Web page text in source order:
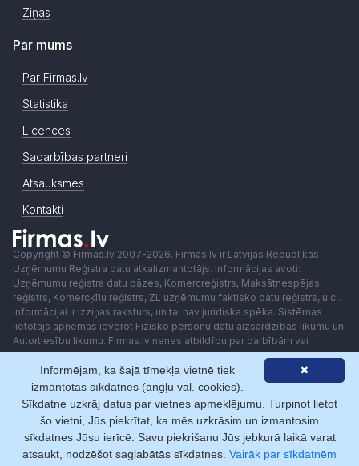
Ziņas
Par mums
Par Firmas.lv
Statistika
Licences
Sadarbības partneri
Atsauksmes
Kontakti
Copyright © Firmas.lv 2007-2026. Firmas.lv ir Latvijas Republikas
Uzņēmumu Reģistra datu atkalizmantotājs. Informācijas avoti:
Uzņēmumu reģistra datu bāzes, Komercreģistrs, Maksātnespējas
reģistrs, Komercķīlu reģistrs, ZL uzņēmumu faktisko datu reģistrs, u.c..
Informācijai ir izziņas raksturs, un tai nav juridiska spēka. Sistēmas
lietotājs apņemas ievērot Fizisko personu datu aizsardzības likumu un
Autortiesību likumu. Firmas.lv nenes atbildību par darbībām vai
lēmumiem, kas balstīti uz saņemto pakalpojumu. Lietotājam aizliegts
izmantot jebkādas automatizētas sistēmas vai iekārtas (robotus)
piekļuvei sistēmai bez rakstiskas saskaņošanas ar Firmas.lv. Galvenā
redaktore: Ingūna Pempere.
Lietošanas noteikumi
Privātuma politika Norēķini ar
✖
Informējam, ka šajā tīmekļa vietnē tiek
izmantotas sīkdatnes (angļu val. cookies).
Sīkdatne uzkrāj datus par vietnes apmeklējumu. Turpinot lietot
šo vietni, Jūs piekrītat, ka mēs uzkrāsim un izmantosim
sīkdatnes Jūsu ierīcē. Savu piekrišanu Jūs jebkurā laikā varat
atsaukt, nodzēšot saglabātās sīkdatnes. Vairāk par sīkdatnēm